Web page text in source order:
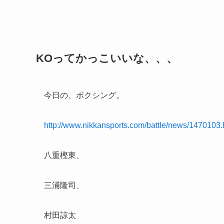
KOってかっこいいな、、、
今日の、ボクシング。
http://www.nikkansports.com/battle/news/
八重樫東、
三浦隆司、
村田諒太